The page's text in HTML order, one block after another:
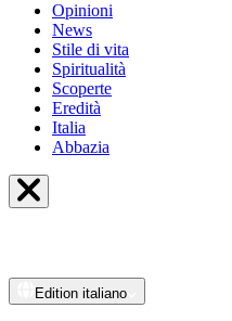
Opinioni
News
Stile di vita
Spiritualità
Scoperte
Eredità
Italia
Abbazia
Edition italiano